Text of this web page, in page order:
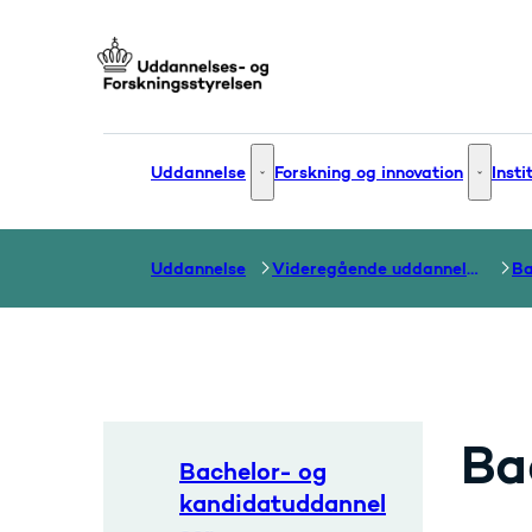
Uddannelse Uddannelse - Flere links
Forskning og innovation
Uddannelse Videregående uddannelser
Bachelor- og
kandidatuddannel